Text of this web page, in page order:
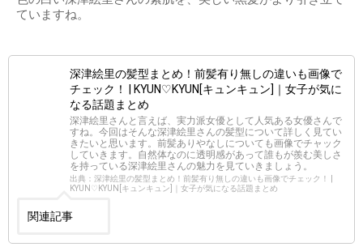
ていますね。
深津絵里の髪型まとめ！前髪有り無しの違いも画像で
チェック！ | KYUN♡KYUN[キュンキュン]｜女子が気に
なる話題まとめ
深津絵里さんと言えば、実力派女優として人気ある女優さんで
すね。今回はそんな深津絵里さんの髪型について詳しく見てい
きたいと思います。前髪ありやなしについても画像でチャック
していきます。自然体なのに透明感があって誰もが羨む美しさ
を持っている深津絵里さんの魅力を見ていきましょう。
出典：深津絵里の髪型まとめ！前髪有り無しの違いも画像でチェック！ |
KYUN♡KYUN[キュンキュン]｜女子が気になる話題まとめ
関連記事